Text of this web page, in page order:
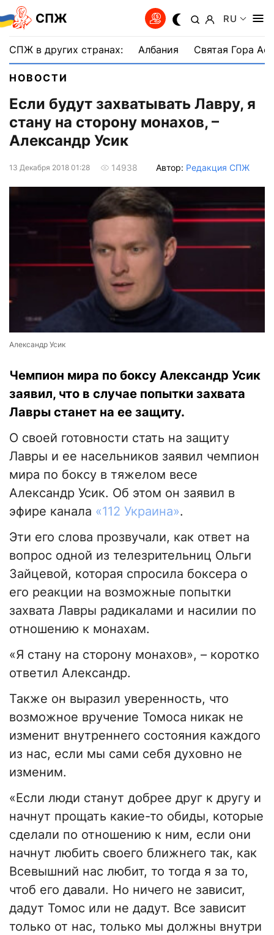
СПЖ RU
СПЖ в других странах: Албания Святая Гора
НОВОСТИ
Если будут захватывать Лавру, я
стану на сторону монахов, –
Александр Усик
13 Декабря 2018 01:28 14938 Автор: Редакция СПЖ
Александр Усик
Чемпион мира по боксу Александр Усик
заявил, что в случае попытки захвата
Лавры станет на ее защиту.
О своей готовности стать на защиту
Лавры и ее насельников заявил чемпион
мира по боксу в тяжелом весе
Александр Усик. Об этом он заявил в
эфире канала «112 Украина».
Эти его слова прозвучали, как ответ на
вопрос одной из телезрительниц Ольги
Зайцевой, которая спросила боксера о
его реакции на возможные попытки
захвата Лавры радикалами и насилии по
отношению к монахам.
«Я стану на сторону монахов», – коротко
ответил Александр.
Также он выразил уверенность, что
возможное вручение Томоса никак не
изменит внутреннего состояния каждого
из нас, если мы сами себя духовно не
изменим.
«Если люди станут добрее друг к другу и
начнут прощать какие-то обиды, которые
сделали по отношению к ним, если они
начнут любить своего ближнего так, как
Всевышний нас любит, то тогда я за то,
чтоб его давали. Но ничего не зависит,
дадут Томос или не дадут. Все зависит
только от нас, только мы должны внутри